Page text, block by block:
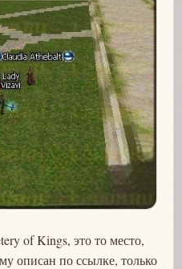
of Kings, это то место,
описан по ссылке, только